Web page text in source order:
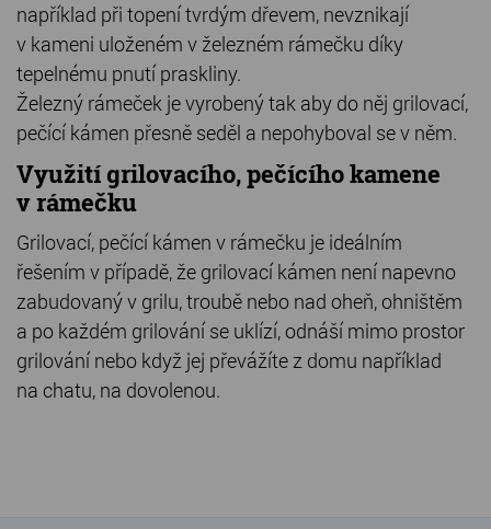
například při topení tvrdým dřevem, nevznikají
v kameni uloženém v železném rámečku díky
tepelnému pnutí praskliny.
Železný rámeček je vyrobený tak aby do něj grilovací,
pečící kámen přesně seděl a nepohyboval se v něm.
Využití grilovacího, pečícího kamene
v rámečku
Grilovací, pečící kámen v rámečku je ideálním
řešením v případě, že grilovací kámen není napevno
zabudovaný v grilu, troubě nebo nad oheň, ohništěm
a po každém grilování se uklízí, odnáší mimo prostor
grilování nebo když jej převážíte z domu například
na chatu, na dovolenou.